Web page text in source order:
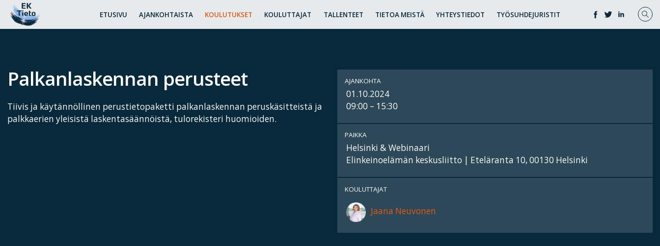
ETUSIVU AJANKOHTAISTA KOULUTUKSET KOULUTTAJAT TALLENTEET TIETOA MEISTÄ YHTEYSTIEDOT TYÖSUHDEJURISTIT
Palkanlaskennan perusteet
Tiivis ja käytännöllinen perustietopaketti palkanlaskennan peruskäsitteistä ja
palkkaerien yleisistä laskentasäännöistä, tulorekisteri huomioiden.
AJANKOHTA
01.10.2024
09:00 – 15:30
PAIKKA
Helsinki & Webinaari
Elinkeinoelämän keskusliitto | Eteläranta 10, 00130 Helsinki
KOULUTTAJAT
Jaana Neuvonen